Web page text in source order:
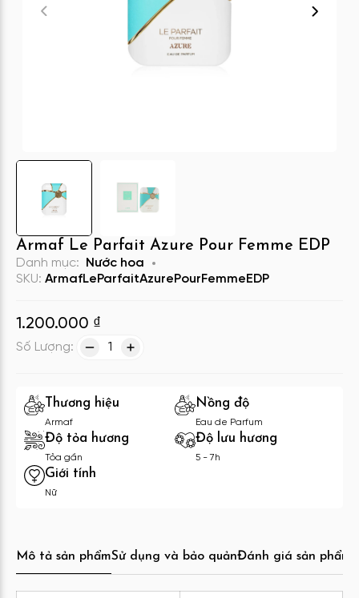
Armaf Le Parfait Azure Pour Femme EDP
Danh mục:
Nước hoa
SKU: ArmafLeParfaitAzurePourFemmeEDP
1.200.000 ₫
Số Lượng: 1
Thương hiệu
Armaf
Nồng độ
Eau de Parfum
Độ tỏa hương
Tỏa gần
Độ lưu hương
5 - 7h
Giới tính
Nữ
Mô tả sản phẩmSử dụng và bảo quảnĐánh giá sản phẩm